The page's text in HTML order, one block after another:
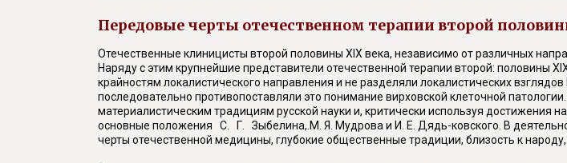
Передовые черты отечественном терапии второй
Отечественные клиницисты второй половины XIX века, независимо от различных
Наряду с этим крупнейшие представители отечественной терапии второй: половины
крайностям локалистического направления и не разделяли локалистических
последовательно противопоставляли это понимание вирховской клеточной
материалистическим традициям русской науки и, критически используя
основные положения С. Г. Зыбелина,.М. Я. Мудрова и И. Е. Дядь-ковского. В
черты отечественной медицины, глубокие общественные традиции, близость к